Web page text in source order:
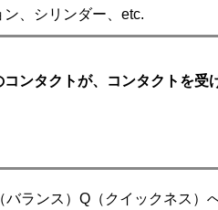
、シリンダー、etc.
コンタクトが、コンタクトを
ランス）Q（クイックネス）